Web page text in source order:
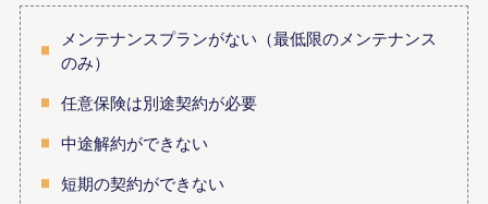
メンテナンスプランがない（最低限のメンテナンス
のみ）
任意保険は別途契約が必要
中途解約ができない
短期の契約ができない